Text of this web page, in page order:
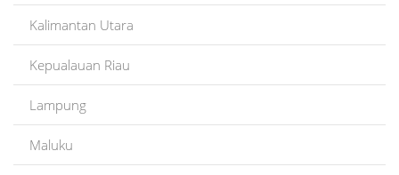
Kalimantan Utara
Kepualauan Riau
Lampung
Maluku